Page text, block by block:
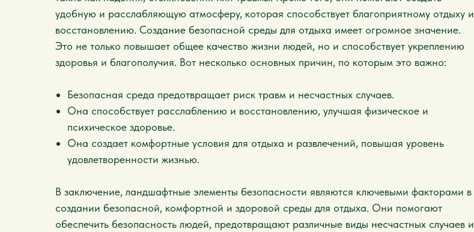
удобную и расслабляющую атмосферу, которая способствует благоприятному отдыху и
восстановлению. Создание безопасной среды для отдыха имеет огромное значение.
Это не только повышает общее качество жизни людей, но и способствует укреплению
здоровья и благополучия. Вот несколько основных причин, по которым это важно:
Безопасная среда предотвращает риск травм и несчастных случаев.
Она способствует расслаблению и восстановлению, улучшая физическое и
психическое здоровье.
Она создает комфортные условия для отдыха и развлечений, повышая уровень
удовлетворенности жизнью.
В заключение, ландшафтные элементы безопасности являются ключевыми факторами в
создании безопасной, комфортной и здоровой среды для отдыха. Они помогают
обеспечить безопасность людей, предотвращают различные виды несчастных случаев и